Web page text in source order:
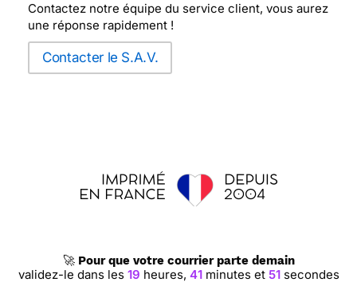
Contactez notre équipe du service client, vous aurez
une réponse rapidement !
Contacter le S.A.V.
🚀 Pour que votre courrier parte demain
validez-le dans les 19heures, 41minutes et 50 secondes